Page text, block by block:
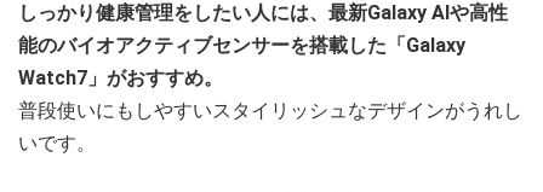
しっかり健康管理をしたい人には、最新Galaxy AIや高性
能のバイオアクティブセンサーを搭載した「Galaxy
Watch7」がおすすめ。
普段使いにもしやすいスタイリッシュなデザインがうれし
いです。